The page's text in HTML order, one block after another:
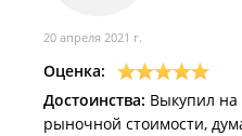
20 апреля 2021 г.
Оценка:
Достоинства: Выкупил на
рыночной стоимости,